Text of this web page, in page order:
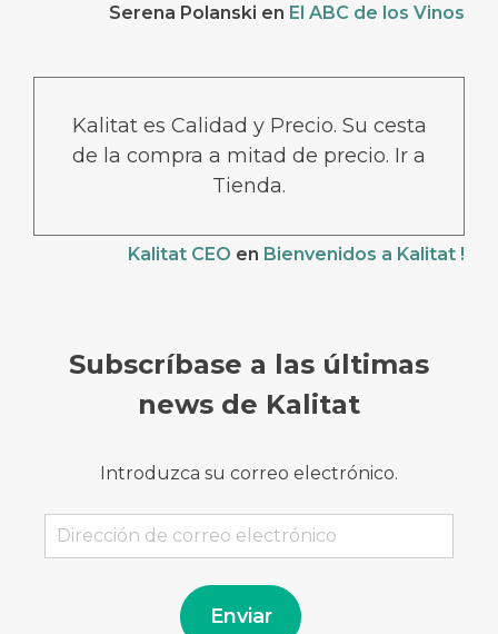
Serena Polanski en El ABC de los Vinos
Kalitat es Calidad y Precio. Su cesta
de la compra a mitad de precio. Ir a
Tienda.
Kalitat CEO en Bienvenidos a Kalitat !
Subscríbase a las últimas
news de Kalitat
Introduzca su correo electrónico.
Dirección
Enviar